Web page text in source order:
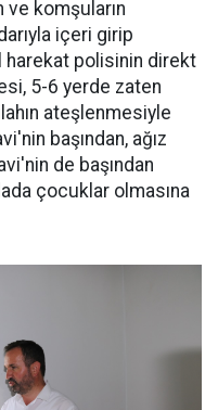
ve komşuların
içeri girip
polisinin direkt
5-6 yerde zaten
ateşlenmesiyle
başından, ağız
de başından
çocuklar olmasına